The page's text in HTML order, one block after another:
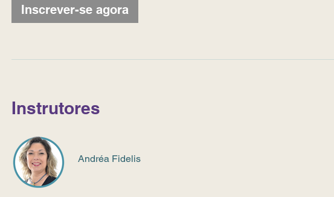
Inscrever-se agora
Instrutores
Andréa Fidelis